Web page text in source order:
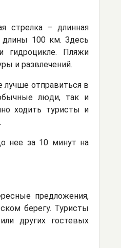
стрелка – длинная
длины 100 км. Здесь
гидроцикле. Пляжи
и развлечений.
лучше отправиться в
люди, так и
ходить туристы и
нее за 10 минут на
предложения,
берегу. Туристы
других гостевых